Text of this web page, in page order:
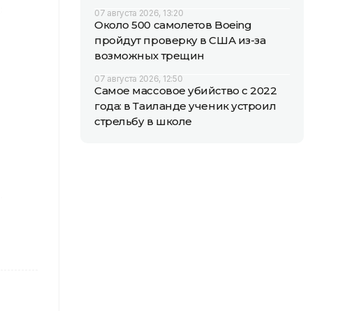
07 августа 2026, 13:20
Около 500 самолетов Boeing
пройдут проверку в США из-за
возможных трещин
07 августа 2026, 12:50
Самое массовое убийство с 2022
года: в Таиланде ученик устроил
стрельбу в школе